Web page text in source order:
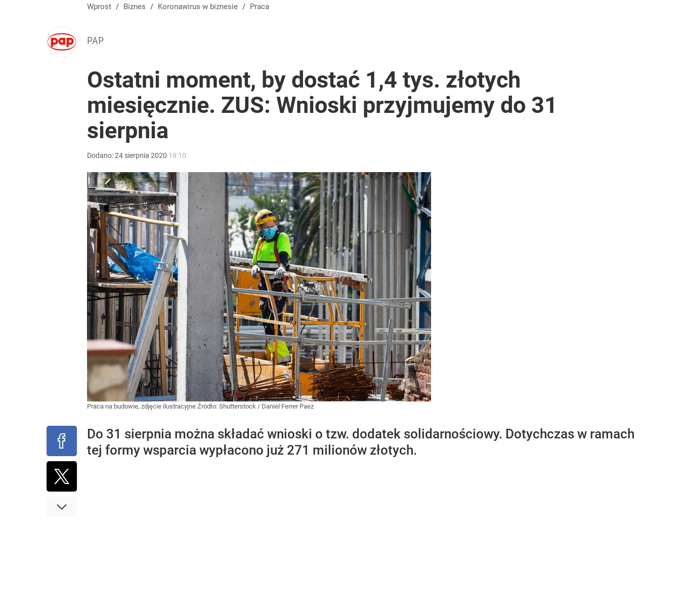
Wprost / Biznes / Koronawirus w biznesie / Praca
PAP
Ostatni moment, by dostać 1,4 tys. złotych
miesięcznie. ZUS: Wnioski przyjmujemy do 31
sierpnia
Dodano:24 sierpnia 2020 19:10
Praca na budowie, zdjęcie ilustracyjne Źródło: Shutterstock / Daniel Ferrer Paez
Do 31 sierpnia można składać wnioski o tzw. dodatek solidarnościowy. Dotychczas w ramach
tej formy wsparcia wypłacono już 271 milionów złotych.